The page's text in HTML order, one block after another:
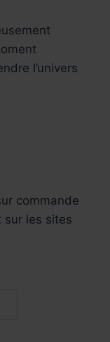
l’univers
commande
sur les sites